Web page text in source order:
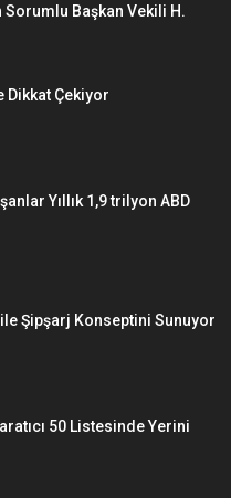
Başkan Vekili H.
Dikkat Çekiyor
Yıllık 1,9 trilyon ABD
Şipşarj Konseptini Sunuyor
50 Listesinde Yerini